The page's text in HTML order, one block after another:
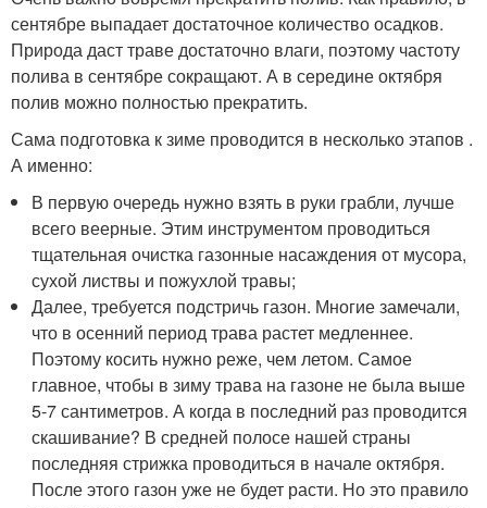
сентябре выпадает достаточное количество осадков.
Природа даст траве достаточно влаги, поэтому частоту
полива в сентябре сокращают. А в середине октября
полив можно полностью прекратить.
Сама подготовка к зиме проводится в несколько этапов .
А именно:
В первую очередь нужно взять в руки грабли, лучше
всего веерные. Этим инструментом проводиться
тщательная очистка газонные насаждения от мусора,
сухой листвы и пожухлой травы;
Далее, требуется подстричь газон. Многие замечали,
что в осенний период трава растет медленнее.
Поэтому косить нужно реже, чем летом. Самое
главное, чтобы в зиму трава на газоне не была выше
5-7 сантиметров. А когда в последний раз проводится
скашивание? В средней полосе нашей страны
последняя стрижка проводиться в начале октября.
После этого газон уже не будет расти. Но это правило